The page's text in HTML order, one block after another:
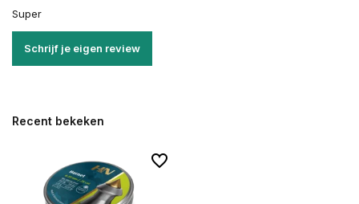
Super
Schrijf je eigen review
Recent bekeken